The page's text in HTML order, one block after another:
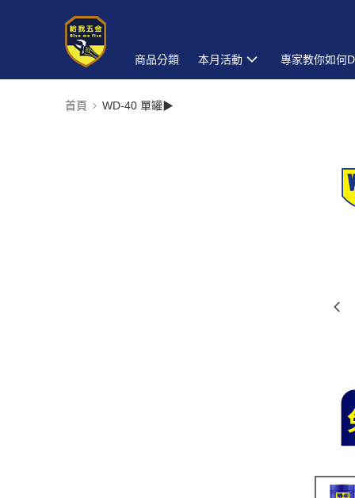
商品分類 本月活動 專家教你如何
首頁 WD-40 單罐▶